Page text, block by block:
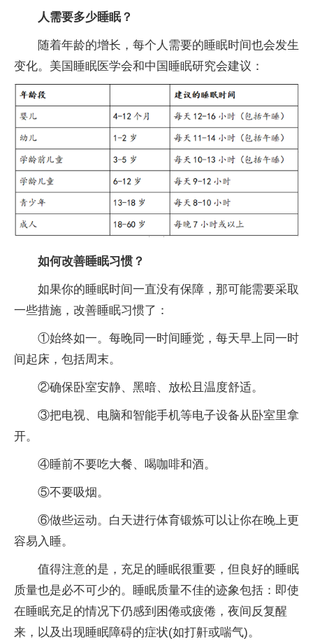
人需要多少睡眠？
随着年龄的增长，每个人需要的睡眠时间也会发生
变化。美国睡眠医学会和中国睡眠研究会建议：
如何改善睡眠习惯？
如果你的睡眠时间一直没有保障，那可能需要采取
一些措施，改善睡眠习惯了：
①始终如一。每晚同一时间睡觉，每天早上同一时
间起床，包括周末。
②确保卧室安静、黑暗、放松且温度舒适。
③把电视、电脑和智能手机等电子设备从卧室里拿
开。
④睡前不要吃大餐、喝咖啡和酒。
⑤不要吸烟。
⑥做些运动。白天进行体育锻炼可以让你在晚上更
容易入睡。
值得注意的是，充足的睡眠很重要，但良好的睡眠
质量也是必不可少的。睡眠质量不佳的迹象包括：即使
在睡眠充足的情况下仍感到困倦或疲倦，夜间反复醒
来，以及出现睡眠障碍的症状(如打鼾或喘气)。